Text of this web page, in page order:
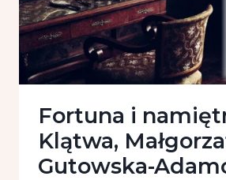
Fortuna i
Klątwa,
Gutowska-